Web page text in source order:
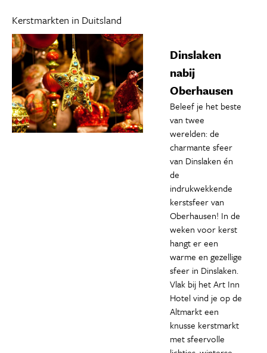
Kerstmarkten in Duitsland
Dinslaken
nabij
Oberhausen
Beleef je het beste
van twee
werelden: de
charmante sfeer
van Dinslaken én
de
indrukwekkende
kerstsfeer van
Oberhausen! In de
weken voor kerst
hangt er een
warme en gezellige
sfeer in Dinslaken.
Vlak bij het Art Inn
Hotel vind je op de
Altmarkt een
knusse kerstmarkt
met sfeervolle